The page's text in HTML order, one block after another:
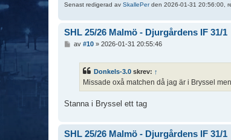
Senast redigerad av SkallePerden 2026-01-31 20:56:00,
SHL 25/26 Malmö - Djurgårdens IF 31/1
av #10» 2026-01-31 20:55:46
Donkels-3.0 skrev: ↑
Missade oxå matchen då jag är i Bryssel
Stanna i Bryssel ett tag
SHL 25/26 Malmö - Djurgårdens IF 31/1